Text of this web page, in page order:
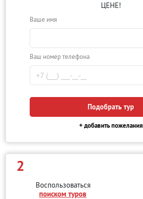
ЦЕНЕ!
Ваше имя
Ваш номер телефона
Подобрать тур
+ добавить пожелания
2
Воспользоваться
поиском туров